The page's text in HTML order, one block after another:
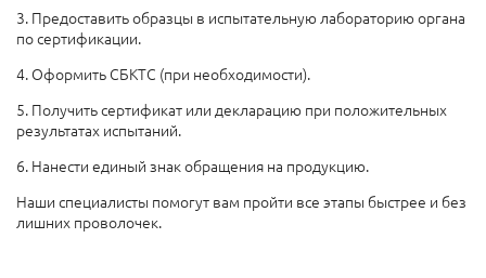
3. Предоставить образцы в испытательную лабораторию органа
по сертификации.
4. Оформить СБКТС (при необходимости).
5. Получить сертификат или декларацию при положительных
результатах испытаний.
6. Нанести единый знак обращения на продукцию.
Наши специалисты помогут вам пройти все этапы быстрее и без
лишних проволочек.